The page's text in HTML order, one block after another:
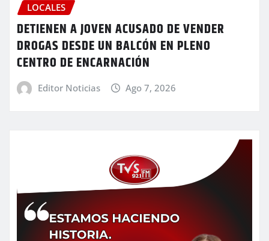
LOCALES
DETIENEN A JOVEN ACUSADO DE VENDER
DROGAS DESDE UN BALCÓN EN PLENO
CENTRO DE ENCARNACIÓN
Editor Noticias Ago 7, 2026